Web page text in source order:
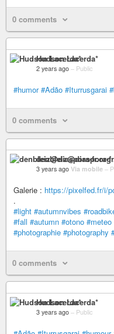
0 comments
Hudson Lacerda*
2 years ago – Public
#humor #Adão #Iturrusgarai
0 comments
denbleiz@diaspora-
3 years ago Via mobile –
Galerie : https://pixelfed.fr/i/
.
#light #autumnvibes
#fall #autumn #otono #meteo
#photographie #photography
0 comments
Hudson Lacerda*
3 years ago – Public